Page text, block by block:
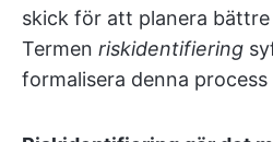
skick för att planera
Termen riskidentifiering
formalisera denna